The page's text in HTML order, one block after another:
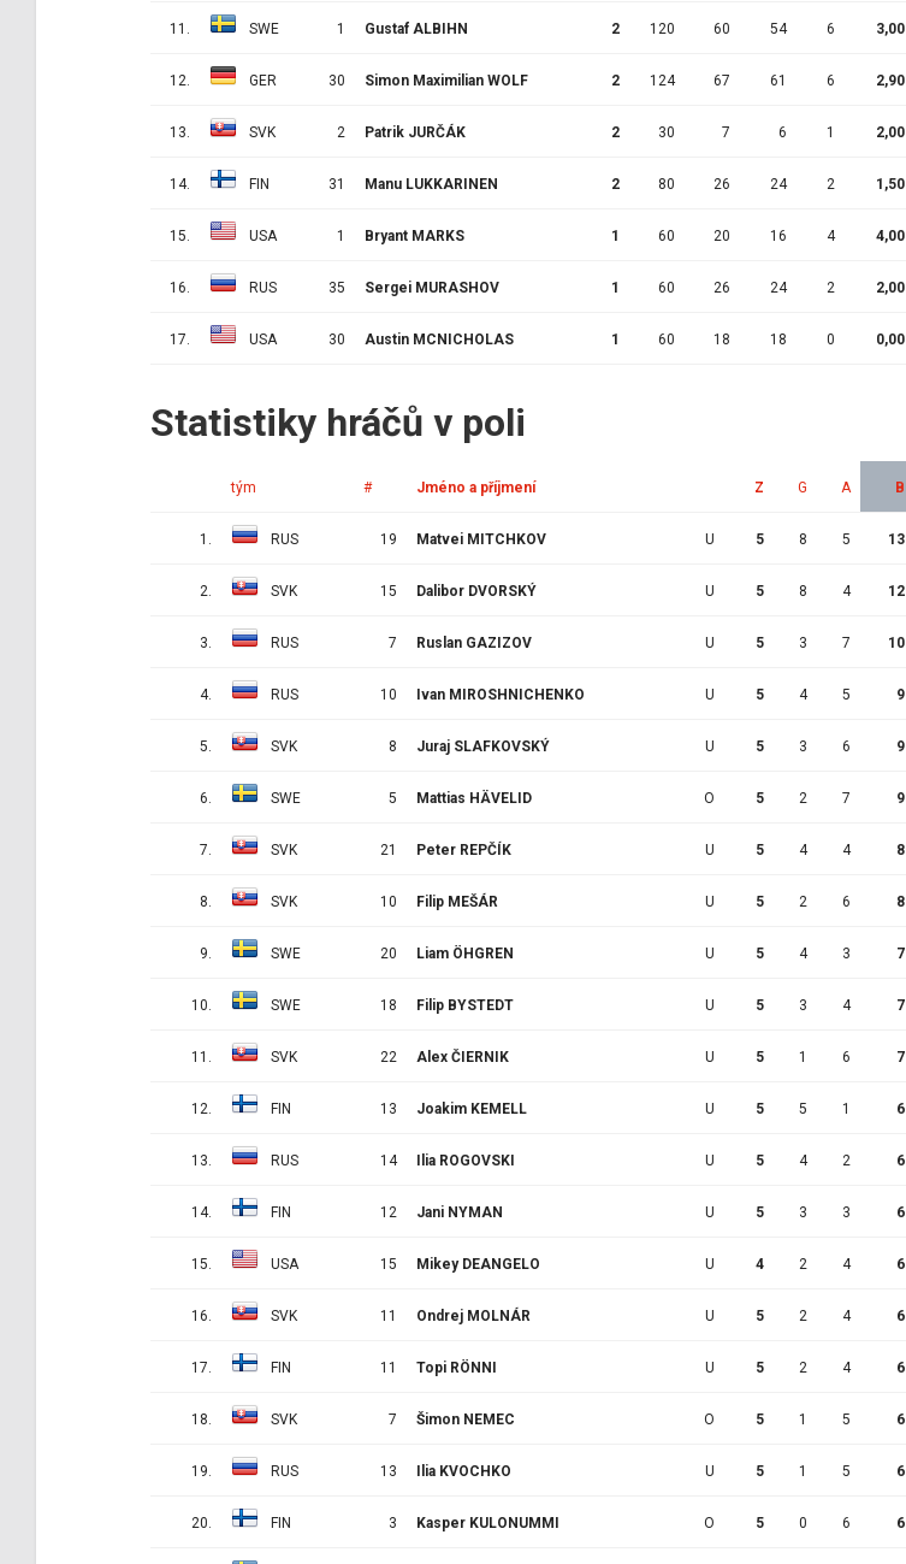
11. SWE 1 Gustaf ALBIHN 2 120 60 54 6 3,00
12. GER 30 Simon Maximilian WOLF 2 124 67 61 6 2,90
13. SVK 2 Patrik JURČÁK 2 30 7 6 1 2,00
14. FIN 31 Manu LUKKARINEN 2 80 26 24 2 1,50
15. USA 1 Bryant MARKS 1 60 20 16 4 4,00
16. RUS 35 Sergei MURASHOV 1 60 26 24 2 2,00
17. USA 30 Austin MCNICHOLAS 1 60 18 18 0 0,00
Statistiky hráčů v poli
tým # Jméno a příjmení Z G A B
1. RUS 19 Matvei MITCHKOV U 5 8 5 13
2. SVK 15 Dalibor DVORSKÝ U 5 8 4 12
3. RUS 7 Ruslan GAZIZOV U 5 3 7 10
4. RUS 10 Ivan MIROSHNICHENKO U 5 4 5 9
5. SVK 8 Juraj SLAFKOVSKÝ U 5 3 6 9
6. SWE 5 Mattias HÄVELID O 5 2 7 9
7. SVK 21 Peter REPČÍK U 5 4 4 8
8. SVK 10 Filip MEŠÁR U 5 2 6 8
9. SWE 20 Liam ÖHGREN U 5 4 3 7
10. SWE 18 Filip BYSTEDT U 5 3 4 7
11. SVK 22 Alex ČIERNIK U 5 1 6 7
12. FIN 13 Joakim KEMELL U 5 5 1 6
13. RUS 14 Ilia ROGOVSKI U 5 4 2 6
14. FIN 12 Jani NYMAN U 5 3 3 6
15. USA 15 Mikey DEANGELO U 4 2 4 6
16. SVK 11 Ondrej MOLNÁR U 5 2 4 6
17. FIN 11 Topi RÖNNI U 5 2 4 6
18. SVK 7 Šimon NEMEC O 5 1 5 6
19. RUS 13 Ilia KVOCHKO U 5 1 5 6
20. FIN 3 Kasper KULONUMMI O 5 0 6 6